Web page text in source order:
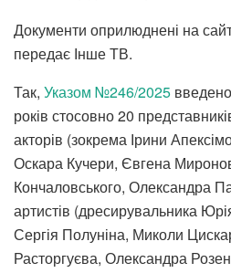
Документи оприлюднені на
передає Інше ТВ.
Так, Указом №246/2025
років стосовно 20
акторів (зокрема Ірини
Оскара Кучери, Євгена
Кончаловського, Олександра
артистів (дресирувальника
Сергія Полуніна, Миколи
Расторгуєва, Олександра